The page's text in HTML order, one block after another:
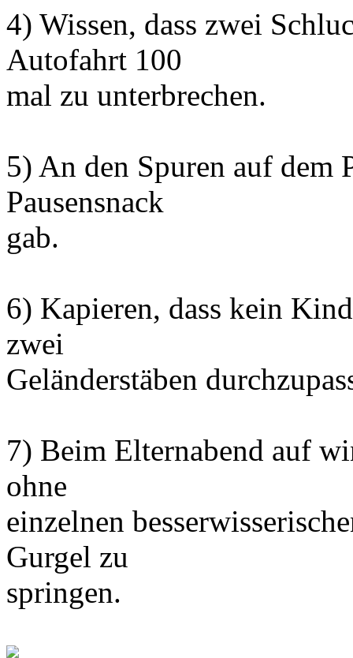
4) Wissen, dass zwei
Autofahrt 100
mal zu unterbrechen.
5) An den Spuren auf dem
Pausensnack
gab.
6) Kapieren, dass kein
zwei
Geländerstäben
7) Beim Elternabend auf
ohne
einzelnen
Gurgel zu
springen.